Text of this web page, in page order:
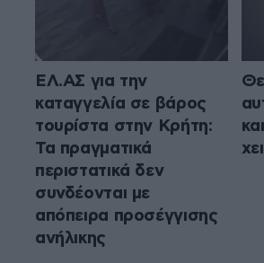
ΕΛ.ΑΣ για την
καταγγελία σε βάρος
τουρίστα στην Κρήτη:
Τα πραγματικά
περιστατικά δεν
συνδέονται με
απόπειρα προσέγγισης
ανήλικης